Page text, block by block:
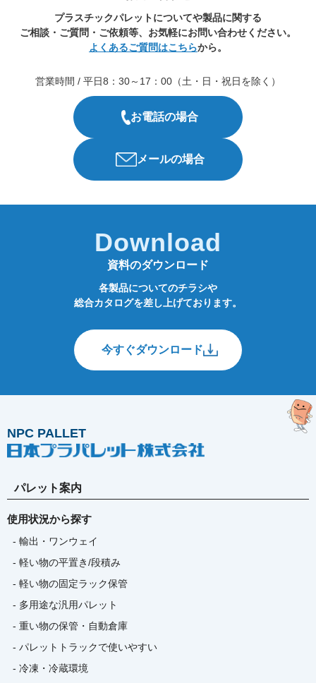
プラスチックパレットについてや製品に関する
ご相談・ご質問・ご依頼等、お気軽にお問い合わせください。
よくあるご質問はこちらから。
営業時間 / 平日8：30～17：00（土・日・祝日を除く）
お電話の場合
メールの場合
Download
資料のダウンロード
各製品についてのチラシや
総合カタログを差し上げております。
今すぐダウンロード
NPC PALLET
パレット案内
使用状況から探す
- 輸出・ワンウェイ
- 軽い物の平置き/段積み
- 軽い物の固定ラック保管
- 多用途な汎用パレット
- 重い物の保管・自動倉庫
- パレットトラックで使いやすい
- 冷凍・冷蔵環境